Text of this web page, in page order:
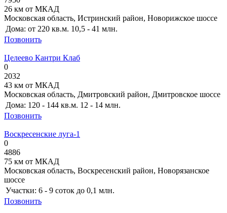
26 км от МКАД
Московская область, Истринский район, Новорижское шоссе
Дома: от 220 кв.м. 10,5 - 41 млн.
Позвонить
Целеево Кантри Клаб
0
2032
43 км от МКАД
Московская область, Дмитровский район, Дмитровское шоссе
Дома: 120 - 144 кв.м. 12 - 14 млн.
Позвонить
Воскресенские луга-1
0
4886
75 км от МКАД
Московская область, Воскресенский район, Новорязанское
шоссе
Участки: 6 - 9 соток до 0,1 млн.
Позвонить